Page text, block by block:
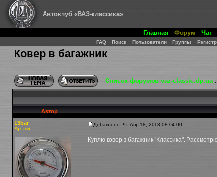
Автоклуб «ВАЗ-классика»
Главная Форум Чат
FAQ Поиск Пользователи Группы
Ковер в багажник
Список форумов vaz-classic.dp.ua
Автор
13bar
Артем
Добавлено: Чт Апр 18, 2013 08:04:00
Куплю ковер в багажник "Классика".